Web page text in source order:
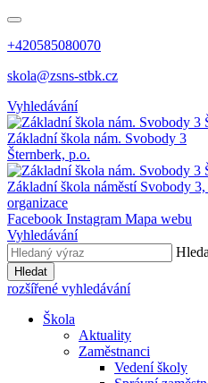
+420585080070
skola@zsns-stbk.cz
Vyhledávání
Základní škola nám. Svobody 3
Šternberk, p.o.
Základní škola náměstí Svobody
organizace
Facebook Instagram Mapa webu
Vyhledávání
Hledat
rozšířené vyhledávání
Škola
Aktuality
Zaměstnanci
Vedení školy